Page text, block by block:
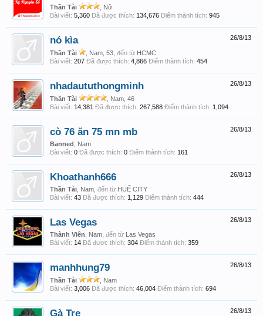
Thần Tài
, Nữ
Bài viết: 5,360 Đã được thích: 134,676 Điểm thành tích: 945
26/8/13
nó kìa
Thần Tài , Nam, 53, đến từ HCMC
Bài viết: 207 Đã được thích: 4,866 Điểm thành tích: 454
26/8/13
nhadaututhongminh
Thần Tài
, Nam, 46
Bài viết: 14,381 Đã được thích: 267,588 Điểm thành tích: 1,094
26/8/13
cò 76 ăn 75 mn mb
Banned , Nam
Bài viết: 0 Đã được thích: 0 Điểm thành tích: 161
26/8/13
Khoathanh666
Thần Tài , Nam, đến từ HUẾ CITY
Bài viết: 43 Đã được thích: 1,129 Điểm thành tích: 444
26/8/13
Las Vegas
Thành Viên , Nam, đến từ Las Vegas
Bài viết: 14 Đã được thích: 304 Điểm thành tích: 359
26/8/13
manhhung79
Thần Tài
, Nam
Bài viết: 3,006 Đã được thích: 46,004 Điểm thành tích: 694
26/8/13
Gà Tre